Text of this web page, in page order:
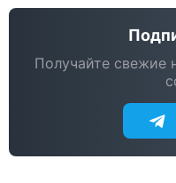
Получайте свежие